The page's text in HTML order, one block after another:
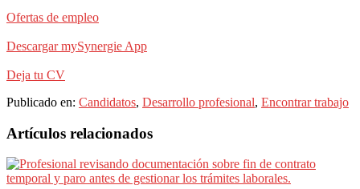
Ofertas de empleo
Descargar mySynergie App
Deja tu CV
Publicado en: Candidatos, Desarrollo profesional, Encontrar trabajo
Barra
lateral
principal
Artículos relacionados